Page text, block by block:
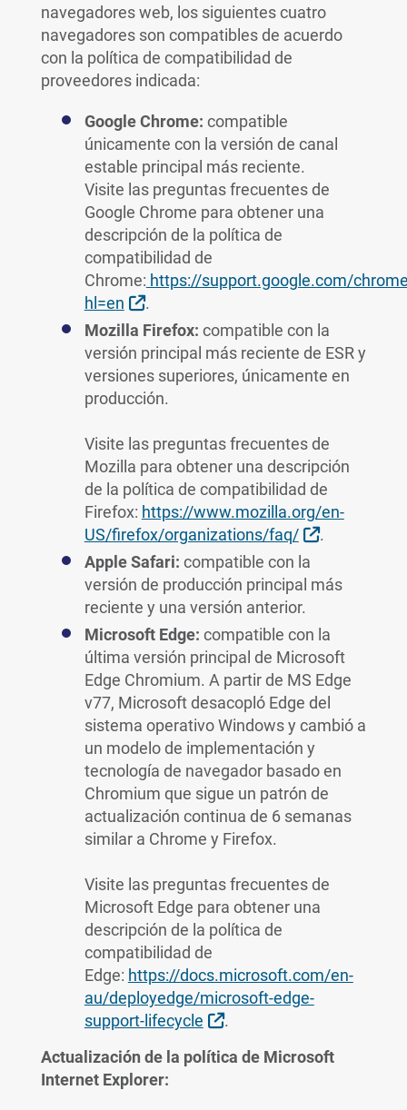
navegadores web, los siguientes cuatro
navegadores son compatibles de acuerdo
con la política de compatibilidad de
proveedores indicada:
Google Chrome: compatible
únicamente con la versión de canal
estable principal más reciente.
Visite las preguntas frecuentes de
Google Chrome para obtener una
descripción de la política de
compatibilidad de
Chrome: https://support.google.com/
hl=en
External Link
.
Mozilla Firefox: compatible con la
versión principal más reciente de ESR y
versiones superiores, únicamente en
producción.
Visite las preguntas frecuentes de
Mozilla para obtener una descripción
de la política de compatibilidad de
Firefox: https://www.mozilla.org/en-
US/firefox/organizations/faq/
External
.
Apple Safari: compatible con la
versión de producción principal más
reciente y una versión anterior.
Microsoft Edge: compatible con la
última versión principal de Microsoft
Edge Chromium. A partir de MS Edge
v77, Microsoft desacopló Edge del
sistema operativo Windows y cambió a
un modelo de implementación y
tecnología de navegador basado en
Chromium que sigue un patrón de
actualización continua de 6 semanas
similar a Chrome y Firefox.
Visite las preguntas frecuentes de
Microsoft Edge para obtener una
descripción de la política de
compatibilidad de
Edge: https://docs.microsoft.com/en-
au/deployedge/microsoft-edge-
support-lifecycle
External Link
.
Actualización de la política de Microsoft
Internet Explorer: